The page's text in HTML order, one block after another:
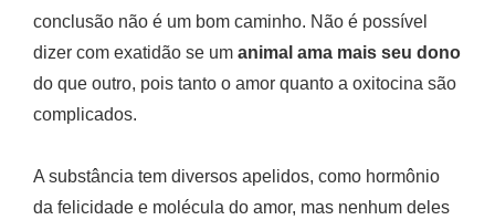
conclusão não é um bom caminho. Não é possível
dizer com exatidão se um animal ama mais seu dono
do que outro, pois tanto o amor quanto a oxitocina são
complicados.
A substância tem diversos apelidos, como hormônio
da felicidade e molécula do amor, mas nenhum deles